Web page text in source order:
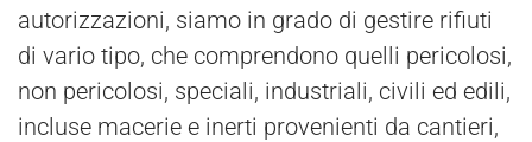
autorizzazioni, siamo in grado di gestire rifiuti
di vario tipo, che comprendono quelli pericolosi,
non pericolosi, speciali, industriali, civili ed edili,
incluse macerie e inerti provenienti da cantieri,